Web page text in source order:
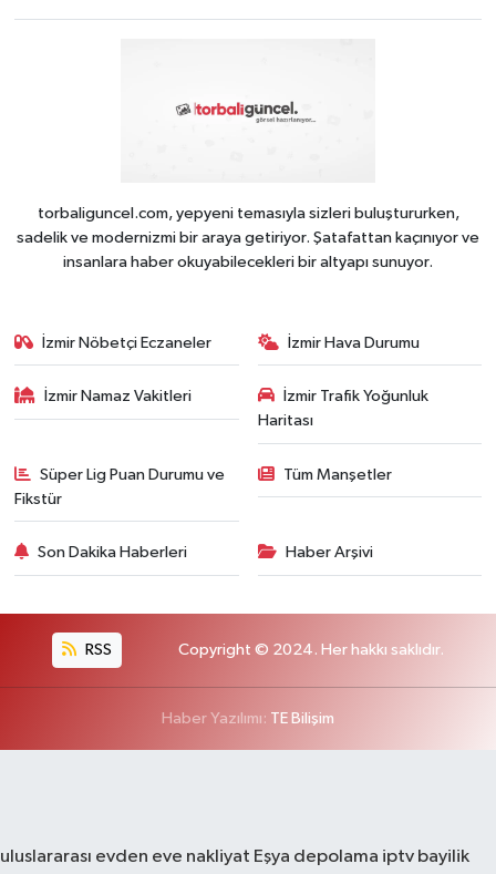
torbaliguncel.com, yepyeni temasıyla sizleri buluştururken,
sadelik ve modernizmi bir araya getiriyor. Şatafattan kaçınıyor ve
insanlara haber okuyabilecekleri bir altyapı sunuyor.
İzmir Nöbetçi Eczaneler İzmir Hava Durumu
İzmir Namaz Vakitleri
İzmir Trafik Yoğunluk
Haritası
Süper Lig Puan Durumu ve
Fikstür
Tüm Manşetler
Son Dakika Haberleri Haber Arşivi
RSS Copyright © 2024. Her hakkı saklıdır.
Haber Yazılımı: TE Bilişim
uluslararası evden eve nakliyat Eşya depolama iptv bayilik